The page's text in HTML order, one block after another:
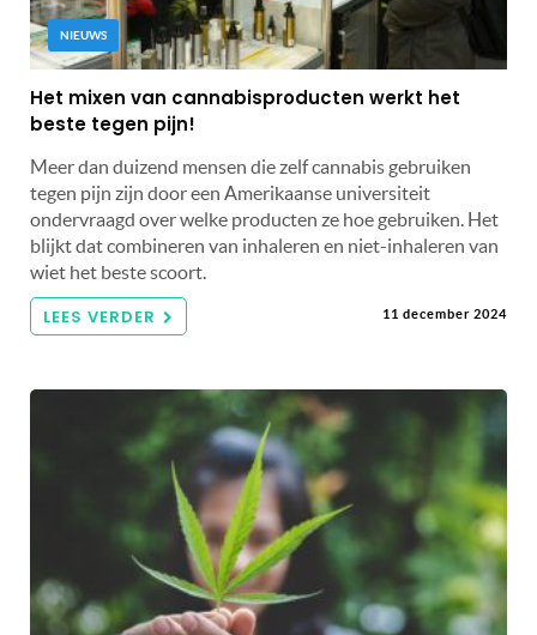
NIEUWS
Het mixen van cannabisproducten werkt het
beste tegen pijn!
Meer dan duizend mensen die zelf cannabis gebruiken
tegen pijn zijn door een Amerikaanse universiteit
ondervraagd over welke producten ze hoe gebruiken. Het
blijkt dat combineren van inhaleren en niet-inhaleren van
wiet het beste scoort.
LEES VERDER 11 december 2024